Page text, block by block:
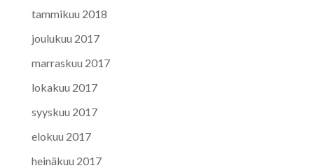
tammikuu 2018
joulukuu 2017
marraskuu 2017
lokakuu 2017
syyskuu 2017
elokuu 2017
heinäkuu 2017